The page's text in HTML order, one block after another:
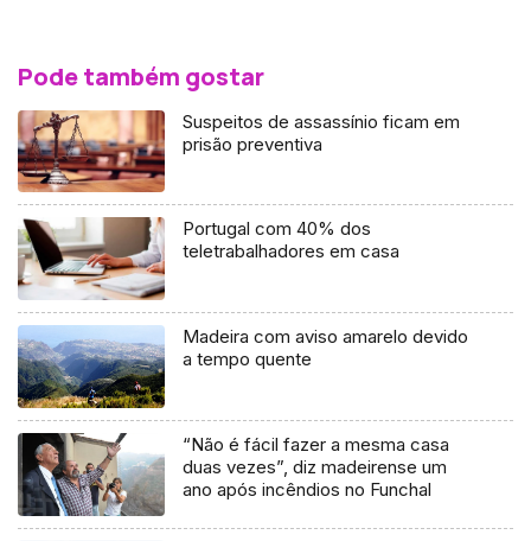
Pode também gostar
Suspeitos de assassínio ficam em
prisão preventiva
Portugal com 40% dos
teletrabalhadores em casa
Madeira com aviso amarelo devido
a tempo quente
“Não é fácil fazer a mesma casa
duas vezes”, diz madeirense um
ano após incêndios no Funchal